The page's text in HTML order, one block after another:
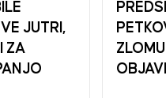
JUTRI,
ZA